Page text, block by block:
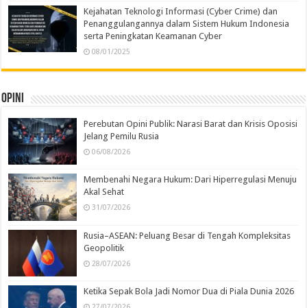
Kejahatan Teknologi Informasi (Cyber Crime) dan
Penanggulangannya dalam Sistem Hukum Indonesia
serta Peningkatan Keamanan Cyber
08/01/2025
Opini
Perebutan Opini Publik: Narasi Barat dan Krisis Oposisi
Jelang Pemilu Rusia
06/08/2026
Membenahi Negara Hukum: Dari Hiperregulasi Menuju
Akal Sehat
31/07/2026
Rusia–ASEAN: Peluang Besar di Tengah Kompleksitas
Geopolitik
28/07/2026
Ketika Sepak Bola Jadi Nomor Dua di Piala Dunia 2026